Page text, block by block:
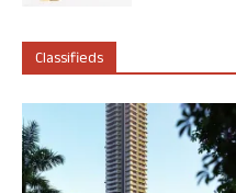
Classifieds